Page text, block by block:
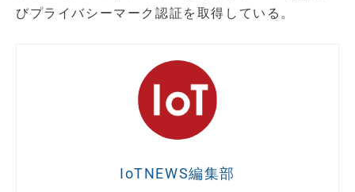
びプライバシーマーク認証を取得している。
IoTNEWS編集部